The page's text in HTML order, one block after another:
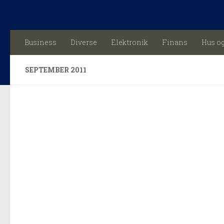
Business Diverse Elektronik Finans Hus
SEPTEMBER 2011